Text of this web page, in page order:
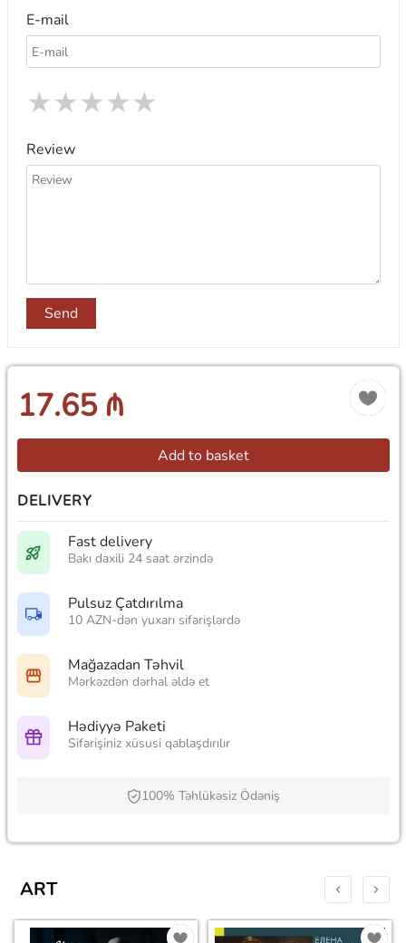
E-mail
★
★
★
★
★
Review
Send
17.65 ₼
Add to basket
DELIVERY
Fast delivery
Bakı daxili 24 saat ərzində
Pulsuz Çatdırılma
10 AZN-dən yuxarı sifarişlərdə
Mağazadan Təhvil
Mərkəzdən dərhal əldə et
Hədiyyə Paketi
Sifarişiniz xüsusi qablaşdırılır
100% Təhlükəsiz Ödəniş
ART